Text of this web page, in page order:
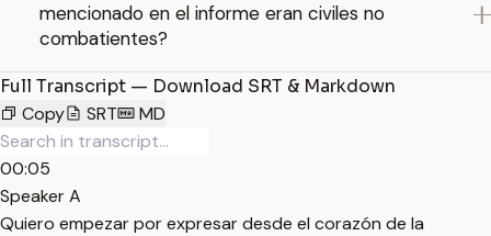
mencionado en el informe eran civiles no
combatientes?
Full Transcript — Download SRT & Markdown
Copy
SRT MD
00:05
Speaker A
Quiero empezar por expresar desde el corazón de la